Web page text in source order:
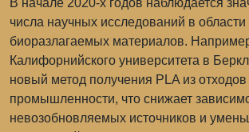
В начале 2020-х годов наблюдается
числа научных исследований в области
биоразлагаемых материалов.
Калифорнийского университета в
новый метод получения PLA из
промышленности, что снижает
невозобновляемых источников и